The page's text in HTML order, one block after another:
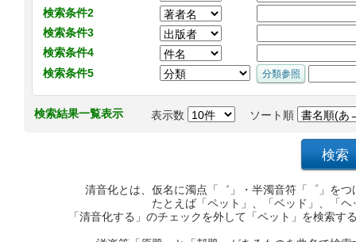
検索条件2
検索条件3
検索条件4
検索条件5
検索結果一覧表示 表示数 ソート順
清音化とは、仮名に濁点「゛」・半濁音符「゜」を
たとえば「ペット」、「ベッド」、「
「清音化する」のチェックを外して「ペット」を検索